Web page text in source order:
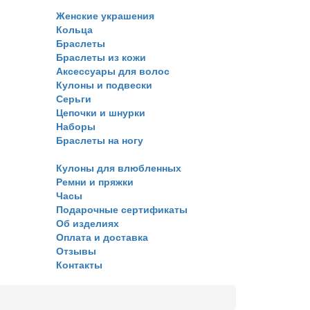
Женские украшения
Кольца
Браслеты
Браслеты из кожи
Аксессуары для волос
Кулоны и подвески
Серьги
Цепочки и шнурки
Наборы
Браслеты на ногу
Кулоны для влюбленных
Ремни и пряжки
Часы
Подарочные сертификаты
Об изделиях
Оплата и доставка
Отзывы
Контакты